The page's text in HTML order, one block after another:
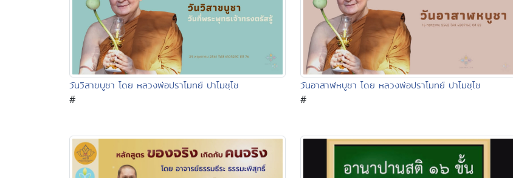
วันวิสาขบูชา โดย หลวงพ่อปราโมทย์ ปาโมชฺโช
#
วันอาสาฬหบูชา โดย หลวงพ่อปราโมทย์ ปาโมชฺโช
#